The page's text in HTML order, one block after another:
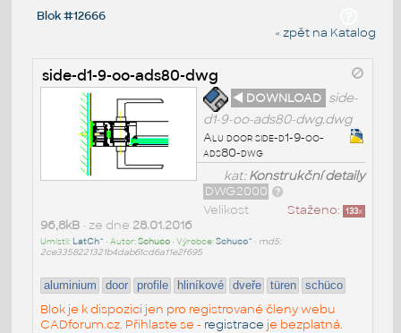
Blok #12666
« zpět na Katalog
side-d1-9-oo-ads80-dwg
◄ DOWNLOAD side-
d1-9-oo-ads80-dwg.dwg
Alu door side-d1-9-oo-
ads80-dwg
kat:Konstrukční detaily
DWG2000
Staženo: 133x
Velikost
96,8kB• ze dne 28.01.2016
Umístil: LatCh^ • Autor:Schuco• Výrobce:Schuco^ • md5:
2ce3358221321b4dab61cd6a11e2f695
aluminium door profile hliníkové dveře türen schüco
Blok je k dispozici jen pro registrované členy webu
CADforum.cz. Přihlaste se - registrace je bezplatná.